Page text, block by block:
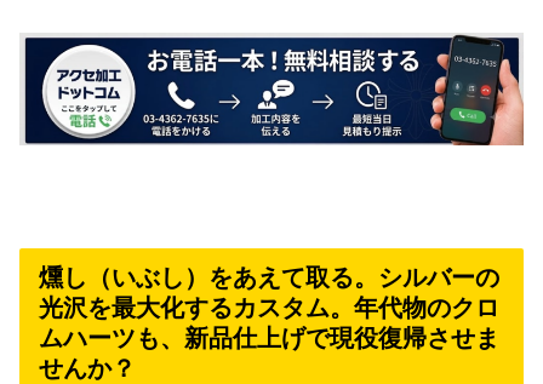
燻し（いぶし）をあえて取る。シルバーの
光沢を最大化するカスタム。年代物のクロ
ムハーツも、新品仕上げで現役復帰させま
せんか？